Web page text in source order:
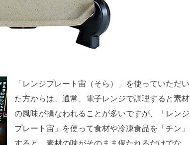
「レンジプレート宙（そら）」を使っていただい
た方からは、通常、電子レンジで調理すると素材
の風味が損なわれることが多いですが、「レンジ
プレート宙」を使って食材や冷凍食品を「チン」
すると、素材の味がそのまま保たれるだけでな